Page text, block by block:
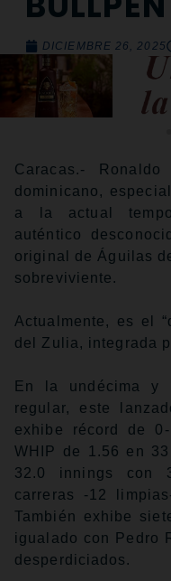
DICIEMBRE 26, 2025
Caracas.-
dominicano,
a la actual
auténtico
original de Águilas
sobreviviente.
Actualmente, es el
del Zulia, integrada
En la undécima y
regular, este
exhibe récord de
WHIP de 1.56 en
32.0 innings con
carreras -12
También exhibe
igualado con Pedro
desperdiciados.